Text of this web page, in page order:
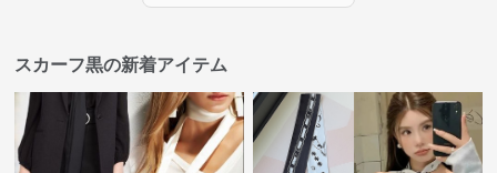
スカーフ黒の新着アイテム